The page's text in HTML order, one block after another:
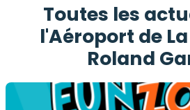
Toutes les
l'Aéroport de
Roland